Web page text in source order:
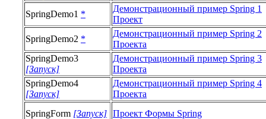
SpringDemo1 *
Демонстрационный пример Spring 1
Проект
SpringDemo2 *
Демонстрационный пример Spring 2
Проекта
SpringDemo3
[Запуск]
Демонстрационный пример Spring 3
Проекта
SpringDemo4
[Запуск]
Демонстрационный пример Spring 4
Проекта
SpringForm [Запуск] Проект Формы Spring